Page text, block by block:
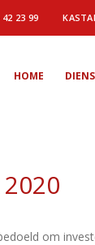
23 99
HOME
om